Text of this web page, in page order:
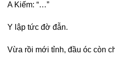
A Kiếm: “…”
Y lập tức đờ đẫn.
Vừa rồi mới tỉnh, đầu óc còn